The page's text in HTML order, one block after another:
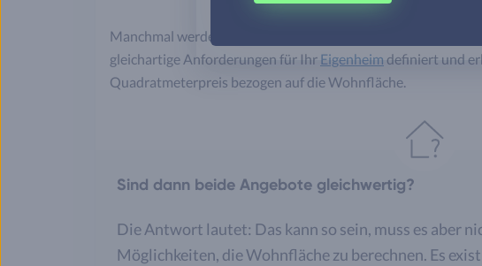
Manchmal werden Preise pro Quadratmeter Wohnfläche
gleichartige Anforderungen für Ihr Eigenheim definiert und
Quadratmeterpreis bezogen auf die Wohnfläche.
Sind dann beide Angebote gleichwertig?
Die Antwort lautet: Das kann so sein, muss es aber
Möglichkeiten, die Wohnfläche zu berechnen. Es